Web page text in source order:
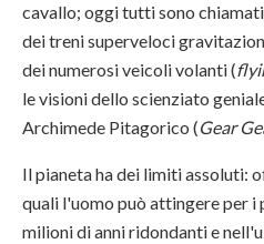
cavallo; oggi tutti sono
dei treni superveloci
dei numerosi veicoli volanti (
le visioni dello scienziato
Archimede Pitagorico (Gear
Il pianeta ha dei limiti assoluti:
quali l'uomo può attingere per i
milioni di anni ridondanti e